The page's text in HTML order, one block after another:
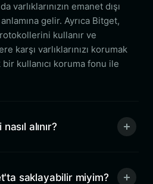
varlıklarınızın emanet dışı
gelir. Ayrıca Bitget,
kullanır ve
karşı varlıklarınızı korumak
kullanıcı koruma fonu ile
alınır?
saklayabilir miyim?